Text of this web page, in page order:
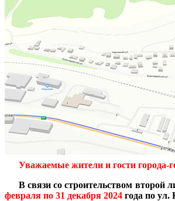
Уважаемые жители и гости города-
В связи со строительством
февраля по 31 декабря 2024 года по ул.